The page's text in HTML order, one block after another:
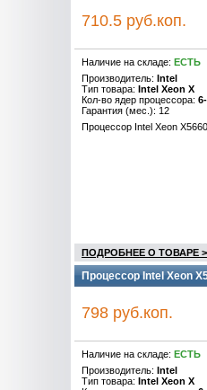
710.5 руб.коп.
Наличие на складе: ЕСТЬ
Производитель: Intel
Тип товара: Intel Xeon X
Кол-во ядер процессора:
Гарантия (мес.): 12
Процессор Intel Xeon
ПОДРОБНЕЕ О ТОВАРЕ
Процессор Intel Xeon
798 руб.коп.
Наличие на складе: ЕСТЬ
Производитель: Intel
Тип товара: Intel Xeon X